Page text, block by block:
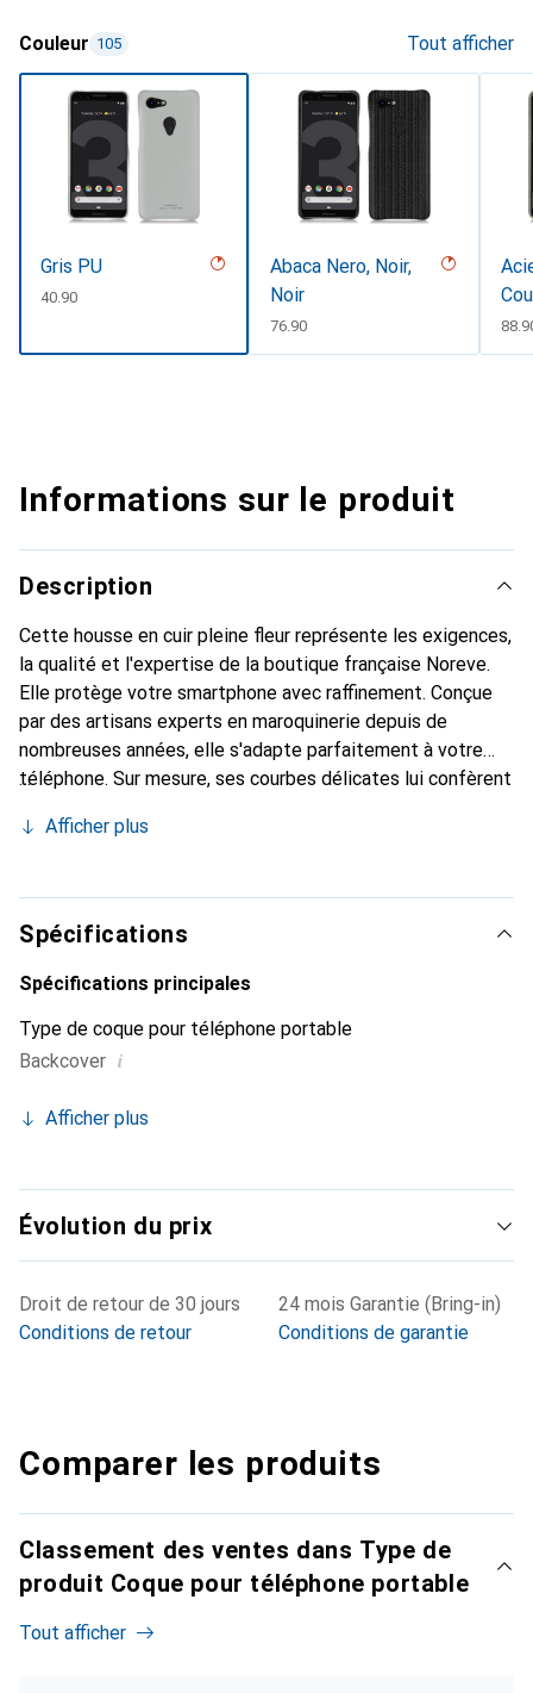
Couleur 105 Tout afficher
Gris PU
CHF
40.90
Abaca Nero, Noir,
Noir
CHF
76.90 CHF
Informations sur le produit
Description
Cette housse en cuir pleine fleur représente les exigences,
la qualité et l'expertise de la boutique française Noreve.
Elle protège votre smartphone avec raffinement. Conçue
par des artisans experts en maroquinerie depuis de
nombreuses années, elle s'adapte parfaitement à votre
téléphone. Sur mesure, ses courbes délicates lui confèrent
et indispensable de votre smartphone. Reconnaître
marque Noreve est un choix sûr pour une clientèle
exigeante.
Afficher plus
Spécifications
Spécifications principales
Type de coque pour téléphone portable
Backcover i
Afficher plus
Évolution du prix
Droit de retour de 30 jours
Conditions de retour
24 mois Garantie (Bring-in)
Conditions de garantie
Comparer les produits
Classement des ventes dans Type de
produit Coque pour téléphone portable
Tout afficher